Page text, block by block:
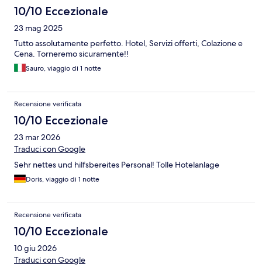
10/10 Eccezionale
23 mag 2025
Tutto assolutamente perfetto. Hotel, Servizi offerti, Colazione e
Cena. Torneremo sicuramente!!
Sauro, viaggio di 1 notte
Recensione verificata
10/10 Eccezionale
23 mar 2026
Traduci con Google
Sehr nettes und hilfsbereites Personal! Tolle Hotelanlage
Doris, viaggio di 1 notte
Recensione verificata
10/10 Eccezionale
10 giu 2026
Traduci con Google